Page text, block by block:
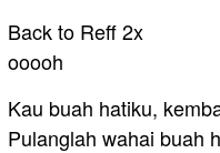
Back to Reff 2x
ooooh
Kau buah hatiku,
Pulanglah wahai buah